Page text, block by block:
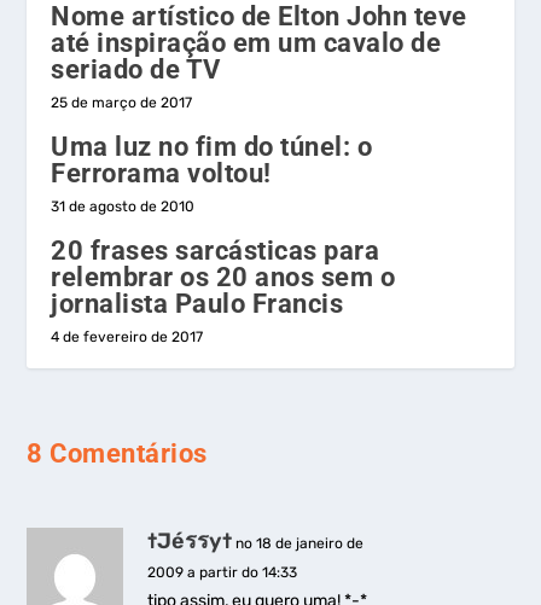
Nome artístico de Elton John teve
até inspiração em um cavalo de
seriado de TV
25 de março de 2017
Uma luz no fim do túnel: o
Ferrorama voltou!
31 de agosto de 2010
20 frases sarcásticas para
relembrar os 20 anos sem o
jornalista Paulo Francis
4 de fevereiro de 2017
8 Comentários
†Jéรรy† no 18 de janeiro de
2009 a partir do 14:33